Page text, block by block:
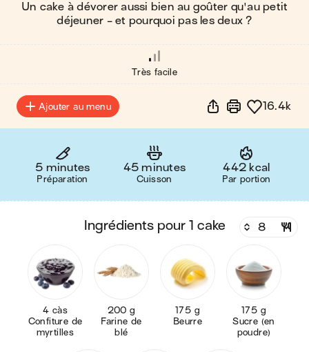
Un cake à dévorer aussi bien au goûter qu'au petit
déjeuner - et pourquoi pas les deux ?
Très facile
Ajouter au menu 16.4k
5 minutes
Préparation
45 minutes
Cuisson
442 kcal
Par portion
ingrédients pour 1 cake
4 càs
Confiture de
myrtilles
200 g
Farine de
blé
175 g
Beurre
175 g
Sucre (en
poudre)